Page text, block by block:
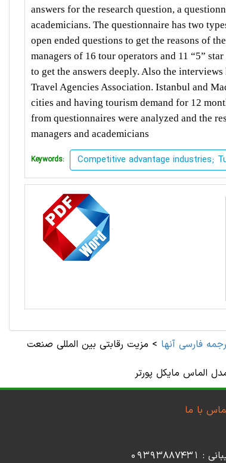
answers for the research question, a
academicians. The questionnaire has two
open ended questions to get the reasons of
managers of 16 tour operators and 11 “5”
to get the answers deeply. Also the
Travel Agencies Association. Istanbul and
cities and having tourism demand for 12
from questionnaires were analyzed and the
managers and academicians
Keywords: Competitive advantage industries;
فارسی آنها > مزیت رقابتی بین المللی صنعت
الماس مایکل پورتر
با ما